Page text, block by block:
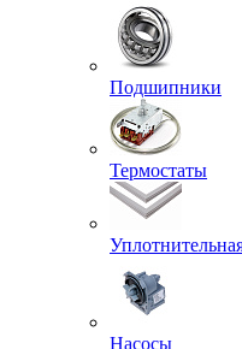
Подшипники
Термостаты
Насосы